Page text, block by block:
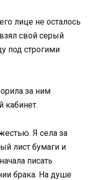
лице не осталось
свой серый
под строгими
за ним
кабинет.
Я села за
лист бумаги и
писать
брака. На душе